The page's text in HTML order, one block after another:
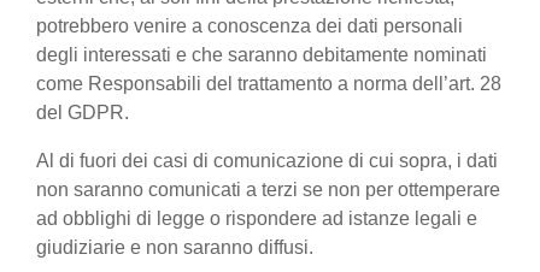
potrebbero venire a conoscenza dei dati personali
degli interessati e che saranno debitamente nominati
come Responsabili del trattamento a norma dell’art. 28
del GDPR.
Al di fuori dei casi di comunicazione di cui sopra, i dati
non saranno comunicati a terzi se non per ottemperare
ad obblighi di legge o rispondere ad istanze legali e
giudiziarie e non saranno diffusi.